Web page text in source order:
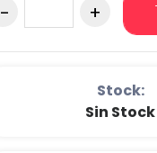
Stock:
Sin Stock